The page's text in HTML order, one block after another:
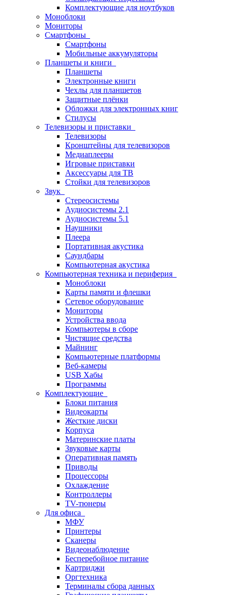
Комплектующие для ноутбуков
Моноблоки
Мониторы
Смартфоны
Смартфоны
Мобильные аккумуляторы
Планшеты и книги
Планшеты
Электронные книги
Чехлы для планшетов
Защитные плёнки
Обложки для электронных книг
Стилусы
Телевизоры и приставки
Телевизоры
Кронштейны для телевизоров
Медиаплееры
Игровые приставки
Аксессуары для ТВ
Стойки для телевизоров
Звук
Стереосистемы
Аудиосистемы 2.1
Аудиосистемы 5.1
Наушники
Плеера
Портативная акустика
Саундбары
Компьютерная акустика
Компьютерная техника и периферия
Моноблоки
Карты памяти и флешки
Сетевое оборудование
Мониторы
Устройства ввода
Компьютеры в сборе
Чистящие средства
Майнинг
Компьютерные платформы
Веб-камеры
USB Хабы
Программы
Комплектующие
Блоки питания
Видеокарты
Жесткие диски
Корпуса
Материнские платы
Звуковые карты
Оперативная память
Приводы
Процессоры
Охлаждение
Контроллеры
TV-тюнеры
Для офиса
МФУ
Принтеры
Сканеры
Видеонаблюдение
Бесперебойное питание
Картриджи
Оргтехника
Терминалы сбора данных